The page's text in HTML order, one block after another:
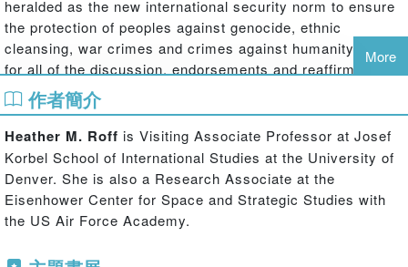
heralded as the new international security norm to ensure
the protection of peoples against genocide, ethnic
cleansing, war crimes and crimes against humanity. Yet,
for all of the discussion, endorsements and reaffirmations
of this new norm, R2P continues to come under fire for its
failures, particularly, and most recently, in the case of
Syria.
This book argues that a duty to protect is best considered
a Kantian provisional duty of justice. The international
system ought to be considered a state of nature, where
legal institutions are either weak or absent, and so duties
of justice in such a condition cannot be considered
More
作者簡介
Heather M. Roff is Visiting Associate Professor at Josef
Korbel School of International Studies at the University of
Denver. She is also a Research Associate at the
Eisenhower Center for Space and Strategic Studies with
the US Air Force Academy.